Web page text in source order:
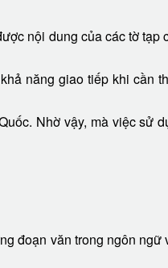
nội dung của các tờ
năng giao tiếp khi
Nhờ vậy, mà việc
đoạn văn trong ngôn